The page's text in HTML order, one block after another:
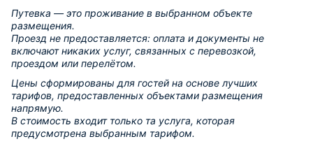
Путевка — это проживание в выбранном объекте
размещения.
Проезд не предоставляется: оплата и документы не
включают никаких услуг, связанных с перевозкой,
проездом или перелётом.
Цены сформированы для гостей на основе лучших
тарифов, предоставленных объектами размещения
напрямую.
В стоимость входит только та услуга, которая
предусмотрена выбранным тарифом.